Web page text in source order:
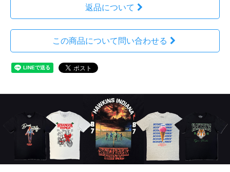
返品について
この商品について問い合わせる